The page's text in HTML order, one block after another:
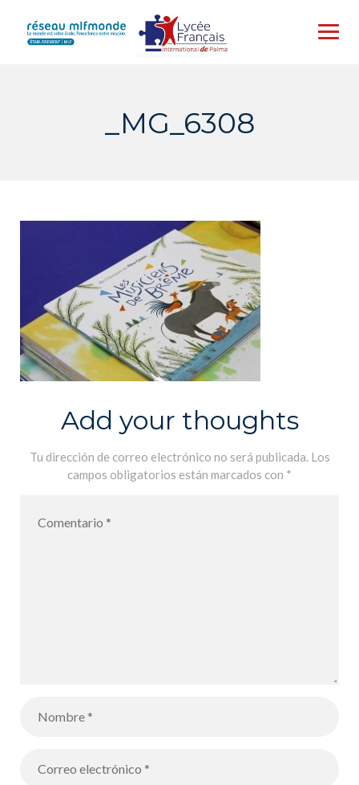
content
_MG_6308
Add your thoughts
Tu dirección de correo electrónico no será publicada. Los
campos obligatorios están marcados con *